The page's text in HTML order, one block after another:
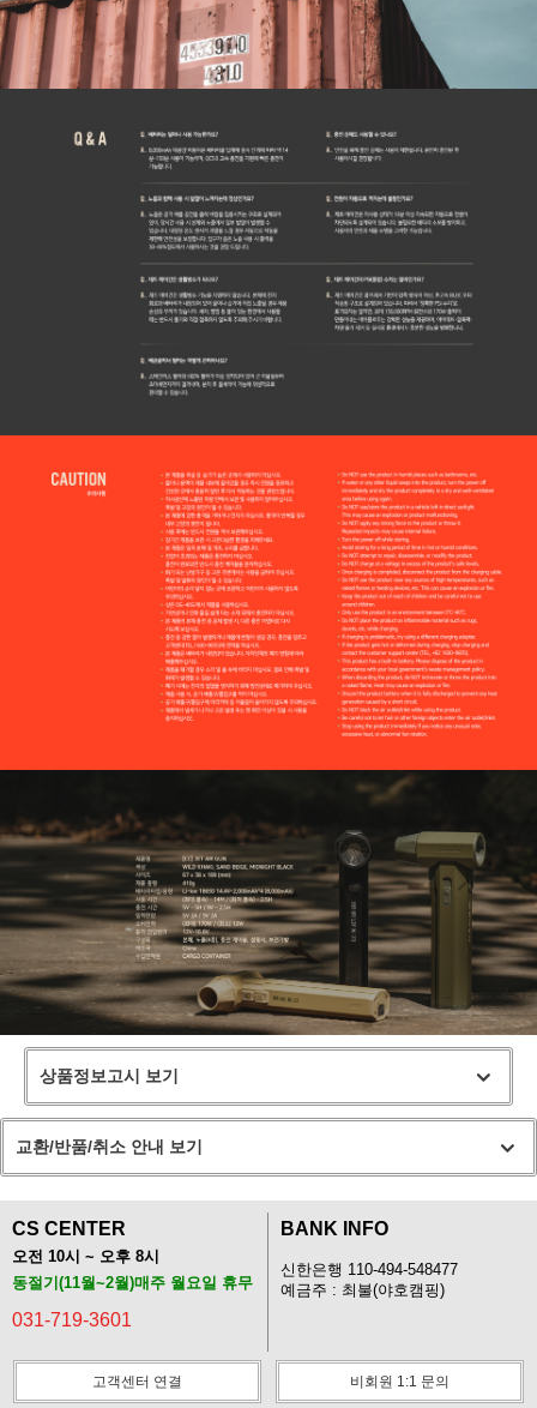
상품정보고시 보기
교환/반품/취소 안내 보기
CS CENTER
오전 10시 ~ 오후 8시
동절기(11월~2월)매주 월요일 휴무
031-719-3601
BANK INFO
신한은행 110-494-548477
예금주 : 최불(야호캠핑)
고객센터 연결 비회원 1:1 문의